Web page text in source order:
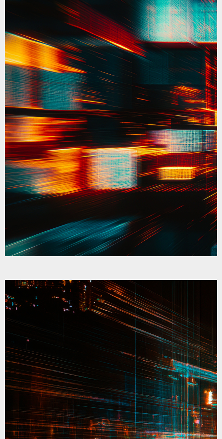
でも、働かない選択も、あなたの人生。
「毎日ここに来る。」「誰かと笑う。」それだ
けで十分
かけがえのない日々です。
居場所はあなたの「心の体力」を育てる場所
誰にもジャッジされない空間
好きを見つける体験
仲間との交流
焦らなくていい。比べなくてもいい。
あなたの時間を、あなたのペースで
「未来に向けて」
未来はひとつじゃない。
未来に向けて動かない選択も、立派な一歩
無理に就職を目指す必要はない。
自分の居場所がある。誰かとつながれる。
それだけで、人生は前を向けるのです。
はりま福祉会は、就職という目標を応援しなが
ら
「ここが自分の居場所だ」と思える日々も大切
にしたい。
あなたの「らしさ」が輝く道を一緒に